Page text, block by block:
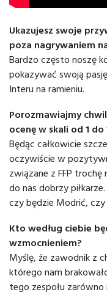
Ukazujesz swoje
poza nagrywaniem
Bardzo często noszę
pokazywać swoją
Interu na ramieniu.
Porozmawiajmy
ocenę w skali od 1
Będąc całkowicie
oczywiście w
związane z FFP
do nas dobrzy
czy będzie Modrić,
Kto według ciebie
wzmocnieniem?
Myślę, że zawodnik z
którego nam
tego zespołu zarówno